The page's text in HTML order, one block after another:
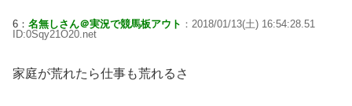
6： 名無しさん＠実況で競馬板アウト ：2018/01/13(土) 16:54:28.51
ID:0Sqy21O20.net
家庭が荒れたら仕事も荒れるさ